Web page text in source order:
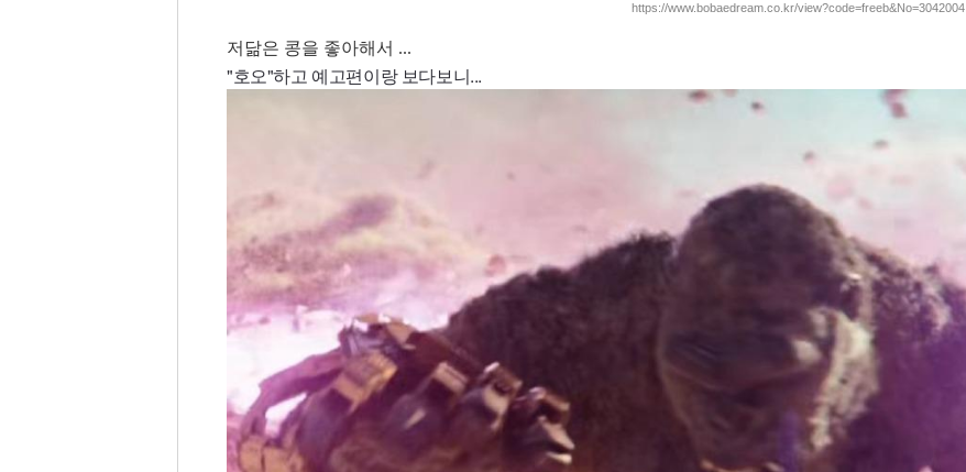
https://www.bobaedream.co.kr/view?code=freeb&No=3042004
저닮은 콩을 좋아해서 ...
"호오"하고 예고편이랑 보다보니...